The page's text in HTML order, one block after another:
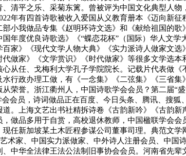
清平之乐、采菊东篱。曾被评为中国文化典型人
年有四首诗歌被收入爱国从义教育册本《迈向新
小我做品专集《赵明环诗文选》和《献给祖国的
年度优良诗歌选》《“蝶恋花杯”（国际）华人文学
家》《现代文学人物大典》《实力派诗人做家文
做家》《文学赏识》《时代做家》等很多文学选
从任、戈梅利大学孔子学院院长。记载片代表做《
行政办理工做，有《一念集》《二弦集》《三省集
荣誉。浙江衢州人，中国诗歌学会会员？第二届“
会员，诗词做品正在百度、今日头条、腾讯、搜
上海文艺出书社精拆诗卷《古韵新吟》《古韵新
做品多用于自赏，高校退休教师，中国楹联学会
任新加坡某土木匠程参谋公司董事司理。典范文
术家、中国实力派做家、中外诗人注册会员、中
中华全法律王法公法制旧事协会会员。河南省先